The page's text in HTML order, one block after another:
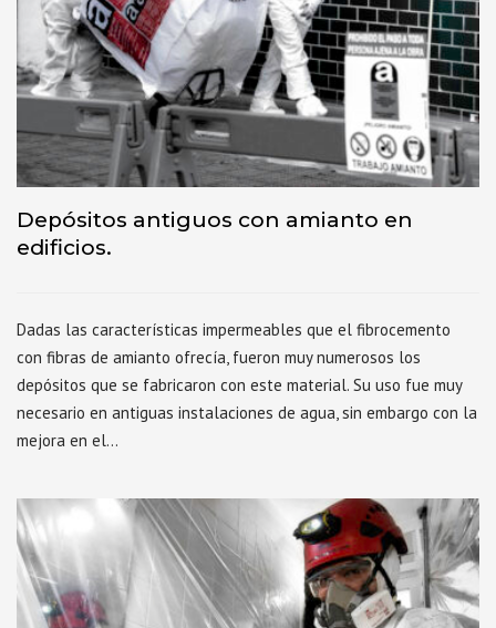
Depósitos antiguos con amianto en
edificios.
Dadas las características impermeables que el fibrocemento
con fibras de amianto ofrecía, fueron muy numerosos los
depósitos que se fabricaron con este material. Su uso fue muy
necesario en antiguas instalaciones de agua, sin embargo con la
mejora en el…